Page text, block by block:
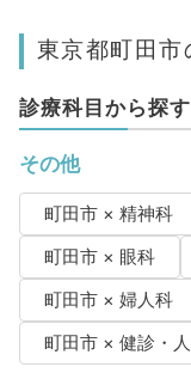
東京都町田市
診療科目から探す
その他
町田市 × 精神科
町田市 × 眼科
町田市 × 婦人科
町田市 × 健診・